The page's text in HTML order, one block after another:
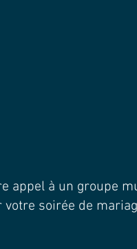
appel à un groupe
soirée de